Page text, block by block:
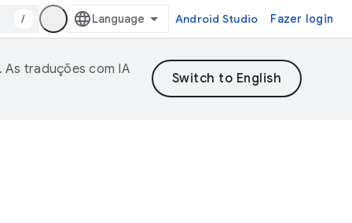
/ Android Studio Fazer login
traduções com IA